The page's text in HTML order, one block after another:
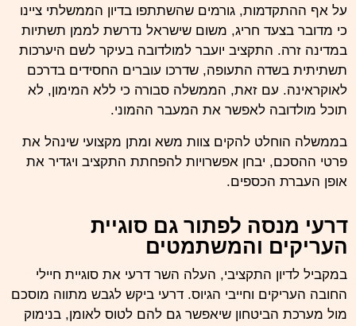
על אף ההתקדמות, גורמים שהשתתפו בדיון הממשלתי ציינו
כי מדובר בצעד חריג, משום שישראל נדרשת לממן תשתיות
במדינה זרה. התקציב יועבר למולדובה בעיקר לשם היערכות
תשתיתית בשדה התעופה, שדרכו עוברים החסידים בדרכם
לאוקראינה. עם זאת, הממשלה סבורה כי ללא המימון, לא
תוכל מולדובה לאפשר את המעבר ההמוני.
בממשלה הוחלט להקים צוות משא ומתן מקצועי שינהל את
פרטי ההסכם, יבחן אפשרויות להפחתת התקציב ויגדיר את
אופן העברת הכספים.
דרעי מנסה לפתור גם סוגיית
העריקים והמשתמטים
במקביל לדיון התקציבי, העלה השרדרעי את סוגיית חיילי
החובה העריקים וחייבי הגיוס. דרעי ביקש לגבש מתווה מוסכם
מול מערכת הביטחון שיאפשר גם להם לטוס לאומן, בנימוק